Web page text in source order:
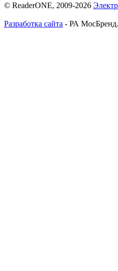
© ReaderONE, 2009-2026
Разработка сайта - РА МосБренд.